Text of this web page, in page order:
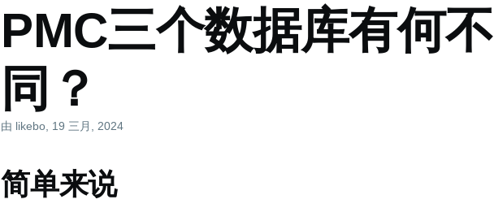
PMC三个数据库有何不
同？
由 likebo , 19 三月, 2024
简单来说